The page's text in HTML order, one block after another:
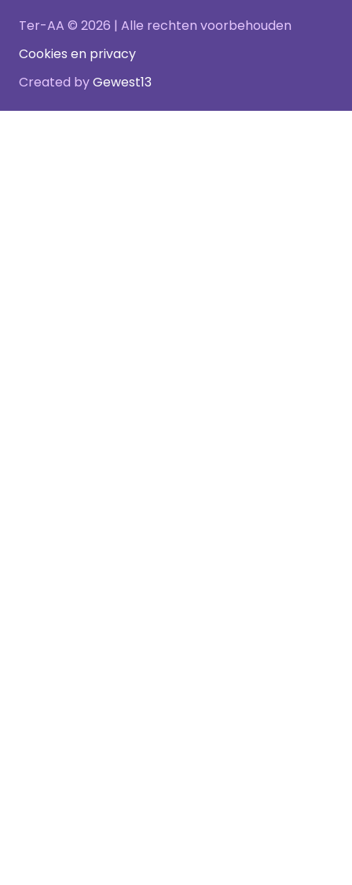
Ter-AA © 2026 | Alle rechten voorbehouden
Cookies en privacy
Created byGewest13